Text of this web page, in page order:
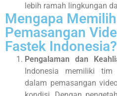
lebih ramah lingkungan
Mengapa
Pemasangan
Fastek Indonesia?
Pengalaman dan
Indonesia memiliki tim
dalam pemasangan